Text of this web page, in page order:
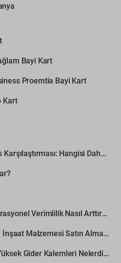
Bayi Kart
Proemtia Bayi Kart
Kart
Gazbeton, Tuğla ve Bims Karşılaştırması: Hangisi Daha Avantajlı?
Maden Ocaklarında Operasyonel Verimlilik Nasıl Arttırılır?
Müteahhitler İçin Toptan İnşaat Malzemesi Satın Alma Rehberi
Maden Ocaklarında En Yüksek Gider Kalemleri Nelerdir?